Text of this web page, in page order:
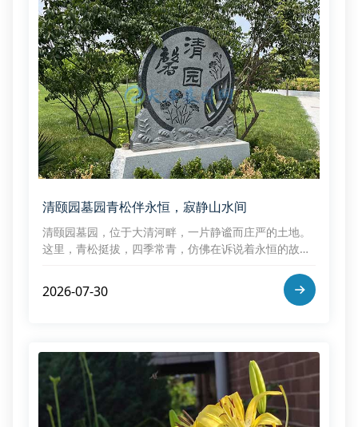
清颐园墓园青松伴永恒，寂静山水间
清颐园墓园，位于大清河畔，一片静谧而庄严的土地。
这里，青松挺拔，四季常青，仿佛在诉说着永恒的故
2026-07-30